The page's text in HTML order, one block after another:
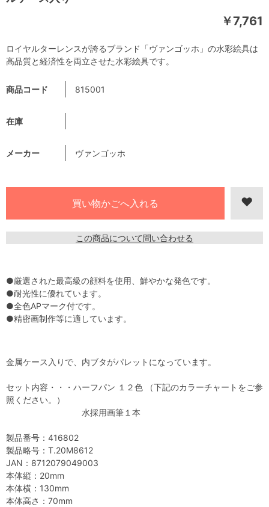
￥7,761
商品コード 815001
在庫
メーカー ヴァンゴッホ
この商品について問い合わせる
ロイヤルターレンスが誇るブランド「ヴァンゴッホ」の水彩絵具は
高品質と経済性を両立させた水彩絵具です。
●厳選された最高級の顔料を使用、鮮やかな発色です。
●耐光性に優れています。
●全色APマーク付です。
●精密画制作等に適しています。
金属ケース入りで、内ブタがパレットになっています。
セット内容・・・ハーフパン １２色 （下記のカラーチャートをご参
照ください。）
水採用画筆１本
製品番号：416802
製品略号：T.20M8612
JAN：8712079049003
本体縦：20mm
本体横：130mm
本体高さ：70mm